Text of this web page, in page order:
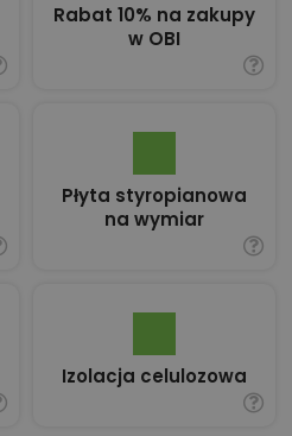
Rabat 10% na zakupy
w OBI
Płyta styropianowa
na wymiar
Izolacja celulozowa